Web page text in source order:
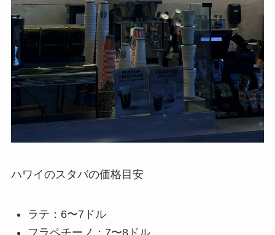
ハワイのスタバの価格目安
ラテ：6〜7ドル